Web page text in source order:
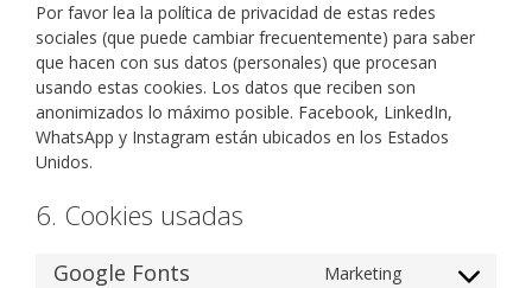
Por favor lea la política de privacidad de estas redes
sociales (que puede cambiar frecuentemente) para saber
que hacen con sus datos (personales) que procesan
usando estas cookies. Los datos que reciben son
anonimizados lo máximo posible. Facebook, LinkedIn,
WhatsApp y Instagram están ubicados en los Estados
Unidos.
6. Cookies usadas
Google Fonts Marketing